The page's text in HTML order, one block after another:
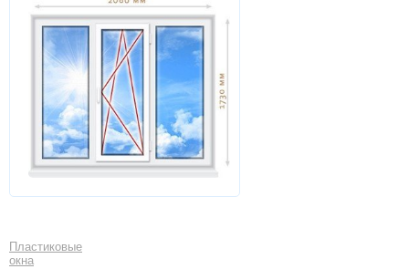
Пластиковые
окна